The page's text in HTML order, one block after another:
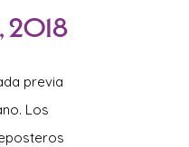
2018
previa
Los